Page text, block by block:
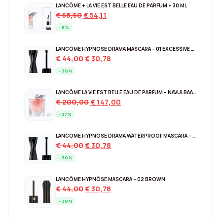
LANCÔME + LA VIE EST BELLE EAU DE PARFUM + 30 ML
€58,50Original
€ 58,50.
€54,11
- 8%
LANCÔME HYPNÔSE DRAMA MASCARA – 01 EXCESSIVE BLACK
€44,00Original
€30,78
- 30%
LANCÔME LA VIE EST BELLE EAU DE PARFUM – NAVULBAAR 150 ML
€200,00Original
€ 200,00.
€ 147,00
- 27%
LANCÔME HYPNÔSE DRAMA WATERPROOF MASCARA – EXCESSIVE BLACK
€44,00Original
€ 44,00.
€30,78
- 30%
LANCÔME HYPNÔSE MASCARA – 02 BROWN
€44,00Original
€30,78
- 30%